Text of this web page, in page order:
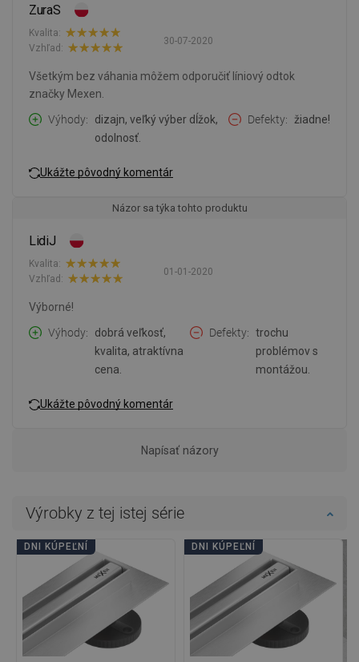
ZuraS
30-07-2020
Kvalita:
Vzhľad:
Všetkým bez váhania môžem odporučiť líniový odtok
značky Mexen.
Výhody
dizajn, veľký výber dĺžok,
odolnosť.
Defekty žiadne!
Ukážte pôvodný komentár
Názor sa týka tohto produktu
LidiJ
01-01-2020
Kvalita:
Vzhľad:
Výborné!
Výhody
dobrá veľkosť,
kvalita, atraktívna
cena.
Defekty
trochu
problémov s
montážou.
Ukážte pôvodný komentár
Napísať názory
Výrobky z tej istej série
DNI KÚPEĽNÍ DNI KÚPEĽNÍ